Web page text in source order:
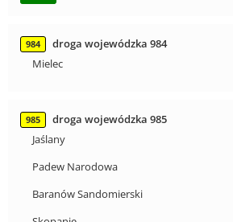
984
droga wojewódzka 984
Mielec
985
droga wojewódzka 985
Jaślany
Padew Narodowa
Baranów Sandomierski